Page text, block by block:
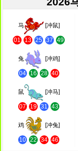
马 [冲鼠]
01 13 25 37 49
兔 [冲鸡]
04 16 28 40
鼠 [冲马]
07 19 31 43
鸡 [冲兔]
10 22 34 46